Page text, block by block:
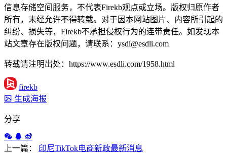
信息存储空间服务，不代表Firekb观点或立场。版权归原作者
所有，未经允许不得转载。对于因本网站图片、内容所引起的
纠纷、损失等，Firekb不承担侵权行为的连带责任。如发现本
站文章存在版权问题，请联系：ysdl@esdli.com
转载请注明出处：https://www.esdli.com/1958.html
firekb
生成海报
分享
上一篇： 印尼TikTok电商新政最新消息